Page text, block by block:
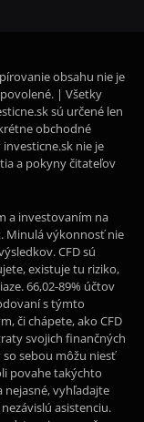
obsahu nie je
| Všetky
sú určené len
obchodné
nie je
a pokyny čitateľov
a investovaním na
Minulá výkonnosť nie
CFD sú
existuje tu riziko,
66,02-89% účtov
s týmto
či chápete, ako CFD
svojich finančných
sebou môžu niesť
povahe takýchto
vyhľadajte
asistenciu.